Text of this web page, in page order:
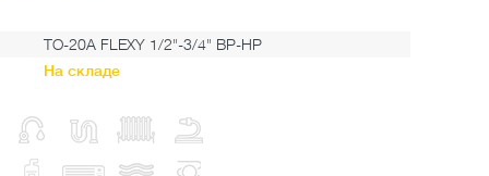
TO-20A FLEXY 1/2"-3/4" ВР-НР
На складе